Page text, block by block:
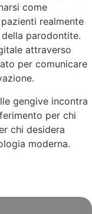
come
realmente
parodontite.
attraverso
per comunicare
gengive incontra
per chi
chi desidera
moderna.